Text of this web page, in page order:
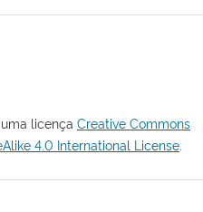
licença Creative Commons
4.0 International License.